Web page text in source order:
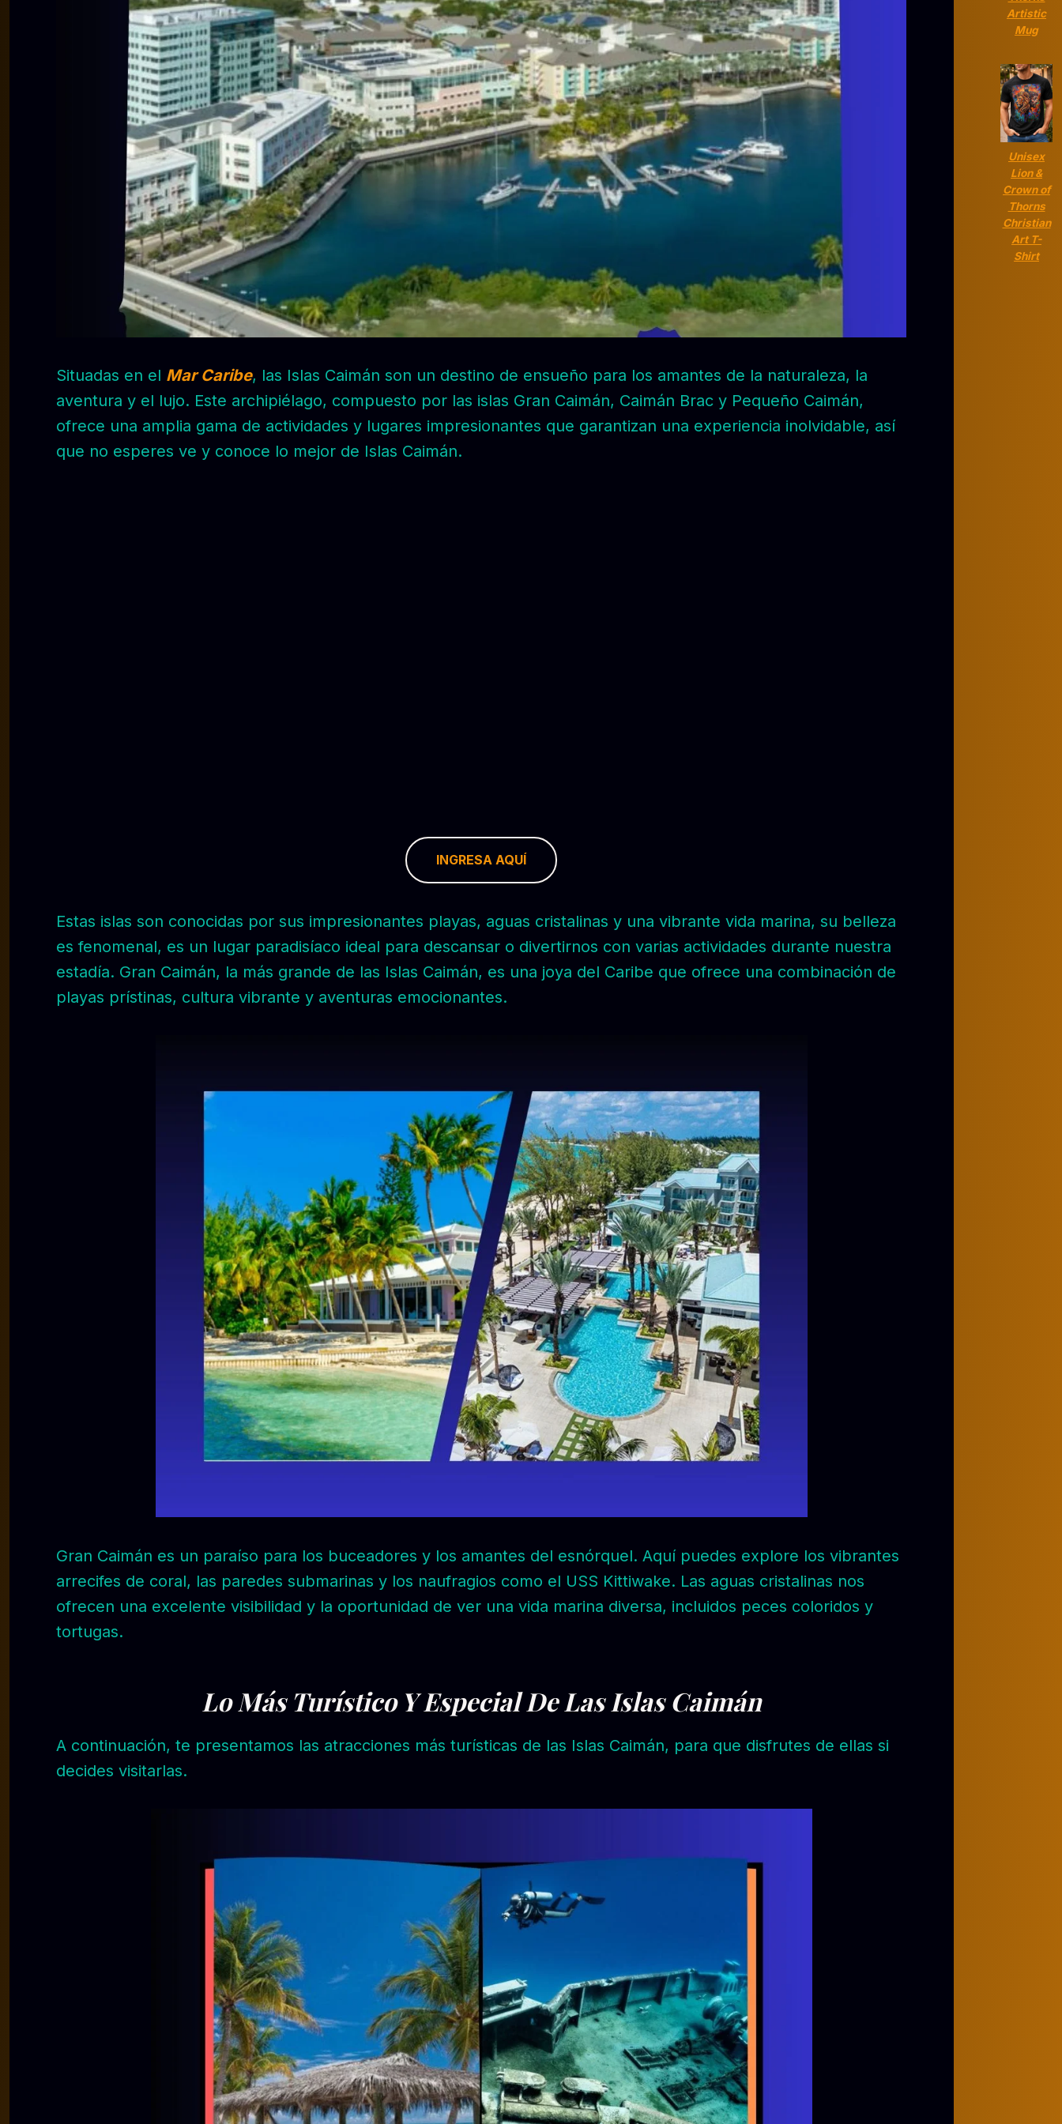
Situadas en el Mar Caribe, las Islas Caimán son un destino de ensueño para los amantes de la naturaleza, la
aventura y el lujo. Este archipiélago, compuesto por las islas Gran Caimán, Caimán Brac y Pequeño Caimán,
ofrece una amplia gama de actividades y lugares impresionantes que garantizan una experiencia inolvidable, así
que no esperes ve y conoce lo mejor de Islas Caimán.
INGRESA AQUÍ
Estas islas son conocidas por sus impresionantes playas, aguas cristalinas y una vibrante vida marina, su belleza
es fenomenal, es un lugar paradisíaco ideal para descansar o divertirnos con varias actividades durante nuestra
estadía. Gran Caimán, la más grande de las Islas Caimán, es una joya del Caribe que ofrece una combinación de
playas prístinas, cultura vibrante y aventuras emocionantes.
Gran Caimán es un paraíso para los buceadores y los amantes del esnórquel. Aquí puedes explore los vibrantes
arrecifes de coral, las paredes submarinas y los naufragios como el USS Kittiwake. Las aguas cristalinas nos
ofrecen una excelente visibilidad y la oportunidad de ver una vida marina diversa, incluidos peces coloridos y
tortugas.
Lo Más Turístico Y Especial De Las Islas Caimán
A continuación, te presentamos las atracciones más turísticas de las Islas Caimán, para que disfrutes de ellas si
decides visitarlas.
Artistic
Mug
Unisex
Lion &
Crown of
Thorns
Christian
Art T-
Shirt